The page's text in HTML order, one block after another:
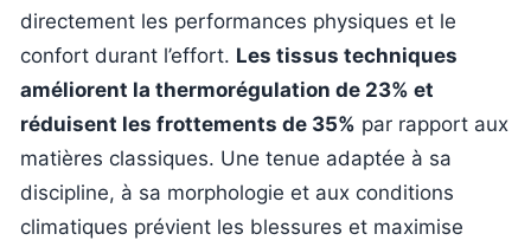
directement les performances physiques et le
confort durant l’effort. Les tissus techniques
améliorent la thermorégulation de 23% et
réduisent les frottements de 35% par rapport aux
matières classiques. Une tenue adaptée à sa
discipline, à sa morphologie et aux conditions
climatiques prévient les blessures et maximise